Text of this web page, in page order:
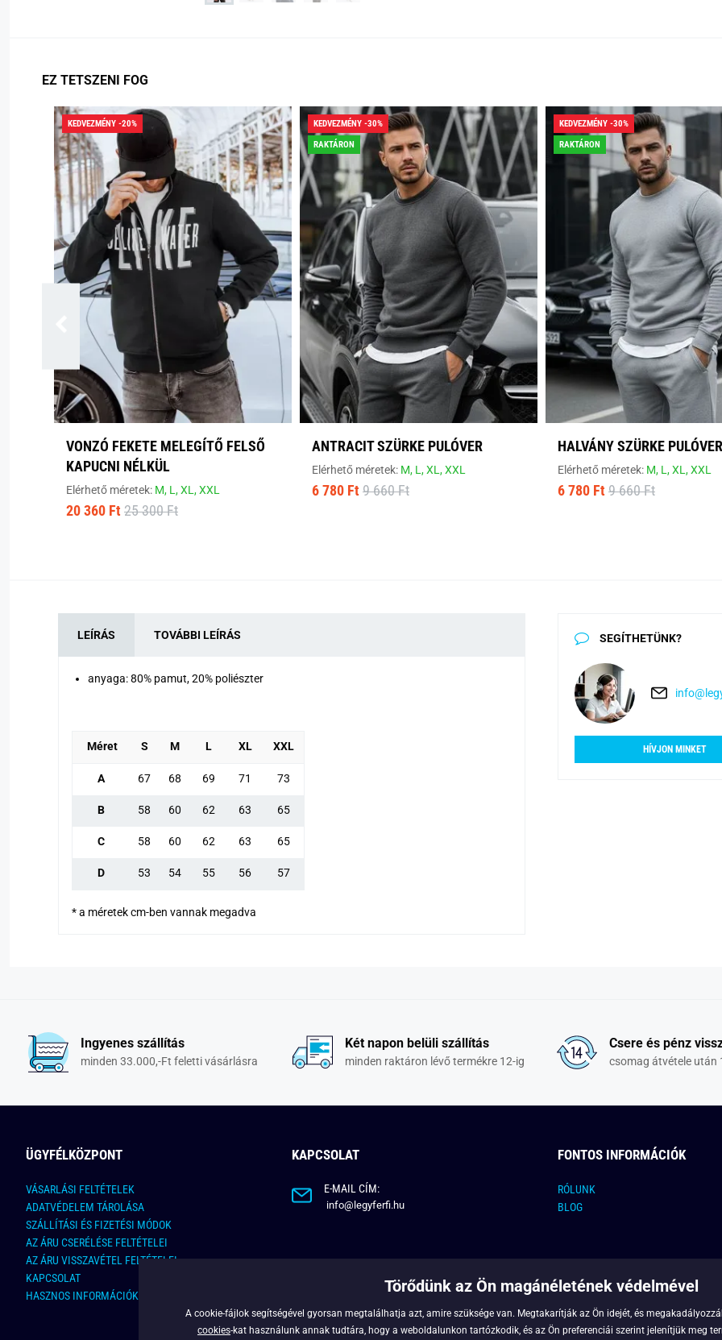
EZ TETSZENI FOG
KEDVEZMÉNY -20%
VONZÓ FEKETE MELEGÍTŐ FELSŐ
KAPUCNI NÉLKÜL
Elérhető méretek: M, L,XL,XXL
20 360 Ft 25 300 Ft
KEDVEZMÉNY -30%
RAKTÁRON
ANTRACIT SZÜRKE PULÓVER
Elérhető méretek: M, L,XL,XXL
6 780 Ft 9 660 Ft
KEDVEZMÉNY -30%
RAKTÁRON
HALVÁNY SZÜRKE PULÓVER
Elérhető méretek: M, L,XL,XXL
6 780 Ft 9 660 Ft
LEÍRÁS TOVÁBBI LEÍRÁS
anyaga: 80% pamut, 20% poliészter
Méret S M L XL XXL
A 67 68 69 71 73
B 58 60 62 63 65
C 58 60 62 63 65
D 53 54 55 56 57
* a méretek cm-ben vannak megadva
SEGÍTHETÜNK?
HÍVJON MINKET
Ingyenes szállítás
minden 33.000,-Ft feletti vásárlásra
Két napon belüli szállítás
minden raktáron lévő termékre 12-ig
Csere és pénz
csomag átvétele után
ÜGYFÉLKÖZPONT
VÁSARLÁSI FELTÉTELEK
ADATVÉDELEM TÁROLÁSA
SZÁLLÍTÁSI ÉS FIZETÉSI MÓDOK
AZ ÁRU CSERÉLÉSE FELTÉTELEI
AZ ÁRU VISSZAVÉTEL FELTÉTELEI
KAPCSOLAT
HASZNOS INFORMÁCIÓK
KAPCSOLAT
E-MAIL CÍM:
info@legyferfi.hu
FONTOS INFORMÁCIÓK
RÓLUNK
BLOG
Törődünk az Ön magánéletének védelmével
A cookie-fájlok segítségével gyorsan megtalálhatja azt, amire szüksége van. Megtakarítják az Ön idejét, és
cookies-kat használunk annak tudtára, hogy a weboldalunkon tartózkodik, és az Ön preferenciái szerint jelenítjük meg